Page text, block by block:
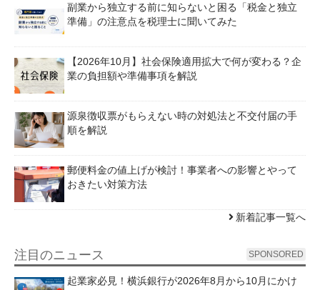
副業から独立する前に知らないと困る「税金と独立
準備」の注意点を税理士に聞いてみた
【2026年10月】社会保険適用拡大で何が変わる？企
業の負担額や準備事項を解説
源泉徴収票がもらえない時の対処法と不交付届の手
順を解説
郵便料金の値上げが検討！事業者への影響とやって
おきたい対策方法
新着記事一覧へ
注目のニュース SPONSORED
起業家必見！横浜銀行が2026年8月から10月にかけ